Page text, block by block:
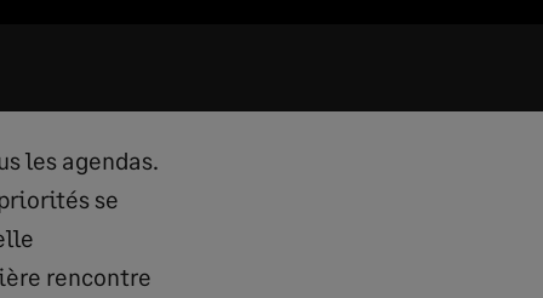
les agendas.
se
rencontre